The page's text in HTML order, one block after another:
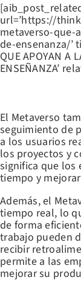
url=’https://
metaverso-que-
de-ensenanza/’
QUE APOYAN A
ENSEÑANZA’
El Metaverso
seguimiento de
a los usuarios
los proyectos y
significa que los
tiempo y
Además, el
tiempo real, lo
de forma
trabajo pueden
recibir
permite a las
mejorar su